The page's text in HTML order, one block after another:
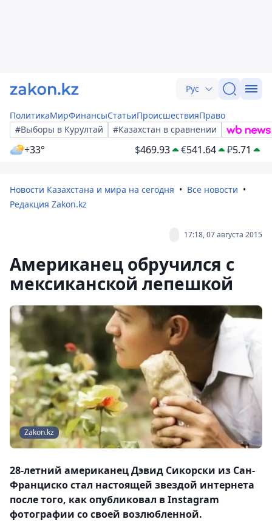
Рус
ПолитикаМирФинансыСтатьиПроисшествияПраво
#Выборы в Курултай
#Казахстан в сравнении
+33° $469.93 €541.64 ₽5.71
Новости Казахстана и мира на сегодня
Все новости
Редакция Zakon.kz
17:18, 07 августа 2015
Американец обручился с
мексиканской лепешкой
Zakon.kz
28-летний американец Дэвид Сикорски из Сан-
Франциско стал настоящей звездой интернета
после того, как опубликовал в Instagram
фотографии со своей возлюбленной.